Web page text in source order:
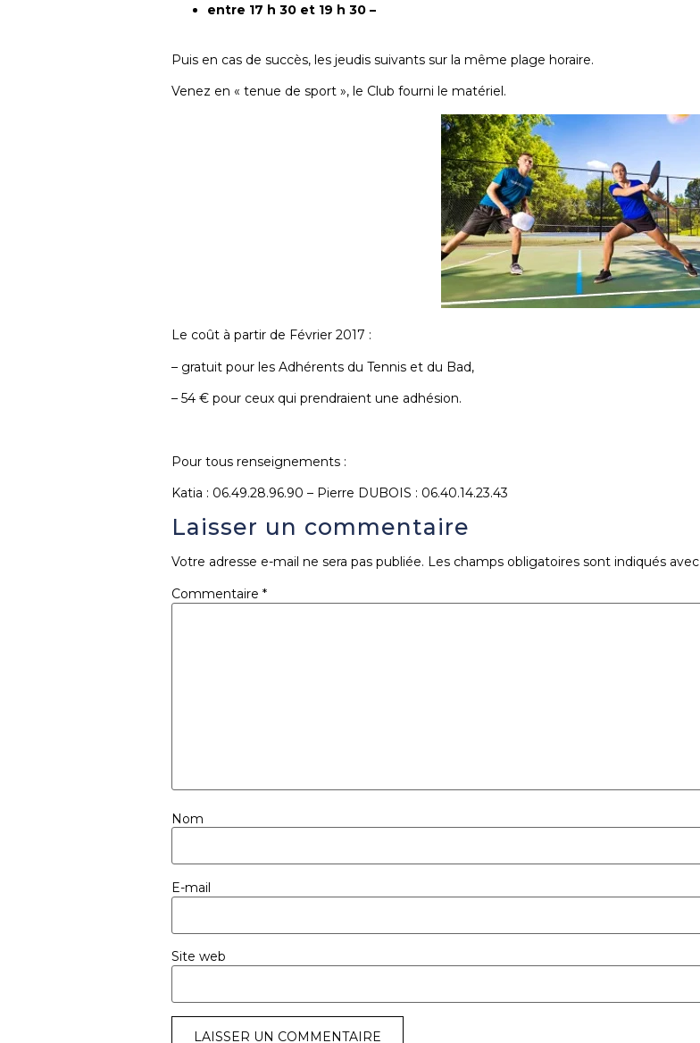
entre 17 h 30 et 19 h 30 –
Puis en cas de succès, les jeudis suivants sur la même plage horaire.
Venez en « tenue de sport », le Club fourni le matériel.
Le coût à partir de Février 2017 :
– gratuit pour les Adhérents du Tennis et du Bad,
– 54 € pour ceux qui prendraient une adhésion.
Pour tous renseignements :
Katia : 06.49.28.96.90 – Pierre DUBOIS : 06.40.14.23.43
Laisser un commentaire
Votre adresse e-mail ne sera pas publiée. Les champs obligatoires sont indiqués avec
Commentaire *
Nom
E-mail
Site web